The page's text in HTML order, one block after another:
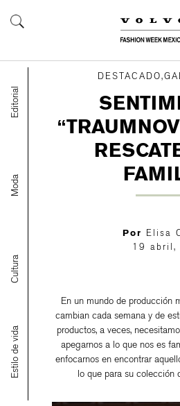
Editorial
Moda
Cultura
Estilo de vida
Por
Elisa
19 abril,
En un mundo de producción
cambian cada semana y de
productos, a veces,
apegarnos a lo que nos es
enfocarnos en encontrar
lo que para su colección